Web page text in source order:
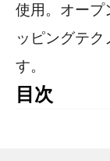
使用。オープ
ッピングテ
す。
目次